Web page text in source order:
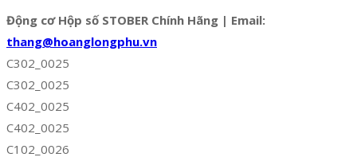
Động cơ Hộp số STOBER Chính Hãng | Email:
thang@hoanglongphu.vn
C302_0025
C302_0025
C402_0025
C402_0025
C102_0026